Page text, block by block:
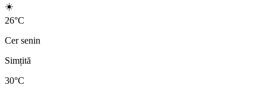
☀️
26°C
Cer senin
Simțită
30°C